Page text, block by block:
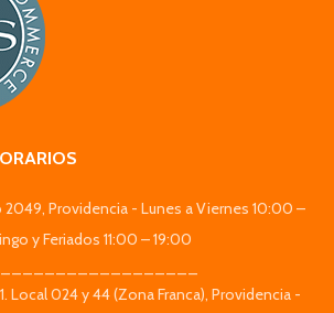
2049, Providencia - Lunes a Viernes 10:00 –
y Feriados 11:00 – 19:00
Local 024 y 44 (Zona Franca), Providencia -